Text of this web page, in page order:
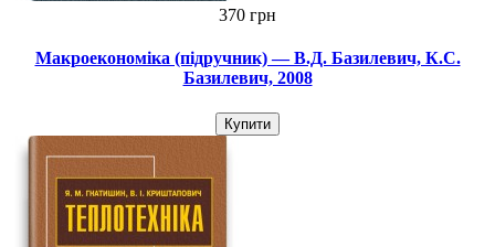
370 грн
Макроекономіка (підручник) — В.Д. Базилевич, К.С.
Базилевич, 2008
Купити